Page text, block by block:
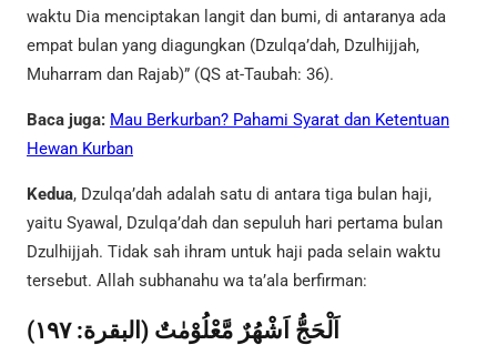
waktu Dia menciptakan langit dan bumi, di antaranya ada
empat bulan yang diagungkan (Dzulqa’dah, Dzulhijjah,
Muharram dan Rajab)” (QS at-Taubah: 36).
Baca juga: Mau Berkurban? Pahami Syarat dan Ketentuan
Hewan Kurban
Kedua, Dzulqa’dah adalah satu di antara tiga bulan haji,
yaitu Syawal, Dzulqa’dah dan sepuluh hari pertama bulan
Dzulhijjah. Tidak sah ihram untuk haji pada selain waktu
tersebut. Allah subhanahu wa ta’ala berfirman:
اَلْحَجُّ اَشْهُرٌ مَّعْلُوْمٰتٌ (البقرة: ١٩٧)